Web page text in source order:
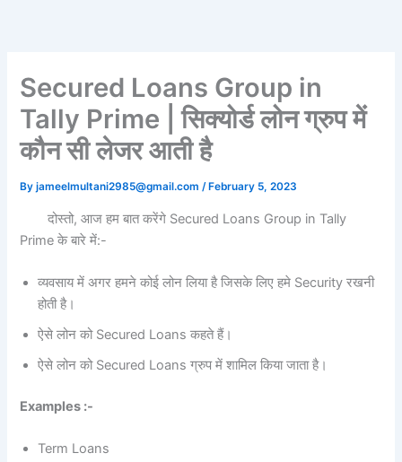
Secured Loans Group in
Tally Prime | सिक्योर्ड लोन ग्रुप में
कौन सी लेजर आती है
Byjameelmultani2985@gmail.com/ February 5, 2023
दोस्तो, आज हम बात करेंगे Secured Loans Group in Tally
Prime के बारे में:-
व्यवसाय में अगर हमने कोई लोन लिया है जिसके लिए हमे Security रखनी
होती है।
ऐसे लोन को Secured Loans कहते हैं।
ऐसे लोन को Secured Loans ग्रुप में शामिल किया जाता है।
Examples :-
Term Loans